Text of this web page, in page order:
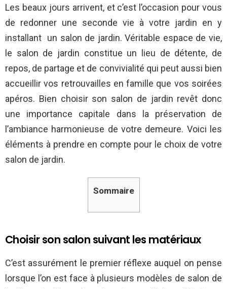
Les beaux jours arrivent, et c’est l’occasion pour vous
de redonner une seconde vie à votre jardin en y
installant un salon de jardin. Véritable espace de vie,
le salon de jardin constitue un lieu de détente, de
repos, de partage et de convivialité qui peut aussi bien
accueillir vos retrouvailles en famille que vos soirées
apéros. Bien choisir son salon de jardin revêt donc
une importance capitale dans la préservation de
l’ambiance harmonieuse de votre demeure. Voici les
éléments à prendre en compte pour le choix de votre
salon de jardin.
Sommaire
Choisir son salon suivant les matériaux
C’est assurément le premier réflexe auquel on pense
lorsque l’on est face à plusieurs modèles de salon de